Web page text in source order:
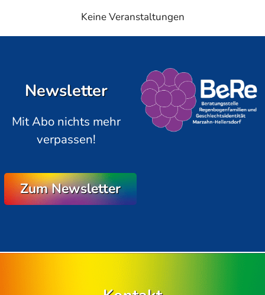
Keine Veranstaltungen
Newsletter
Mit Abo nichts mehr
verpassen!
Zum Newsletter